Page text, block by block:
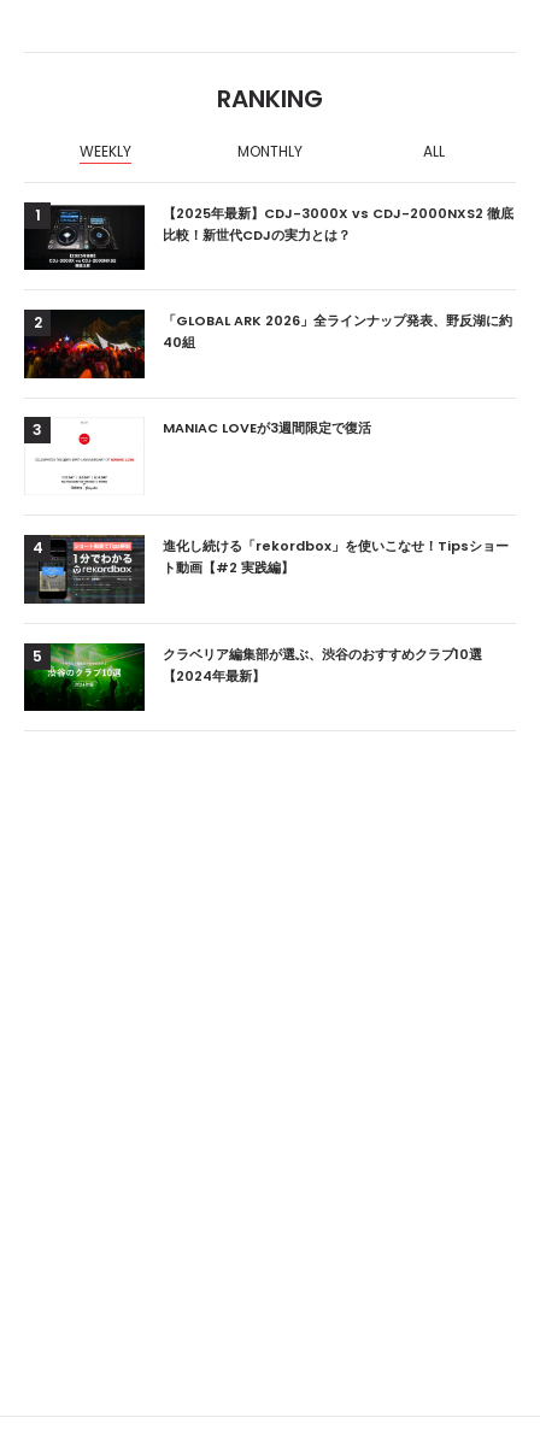
RANKING
WEEKLY MONTHLY ALL
1
【2025年最新】CDJ-3000X vs CDJ-2000NXS2 徹底
比較！新世代CDJの実力とは？
2
「GLOBAL ARK 2026」全ラインナップ発表、野反湖に約
40組
3 MANIAC LOVEが3週間限定で復活
4
進化し続ける「rekordbox」を使いこなせ！Tipsショー
ト動画【#2 実践編】
5
クラベリア編集部が選ぶ、渋谷のおすすめクラブ10選
【2024年最新】